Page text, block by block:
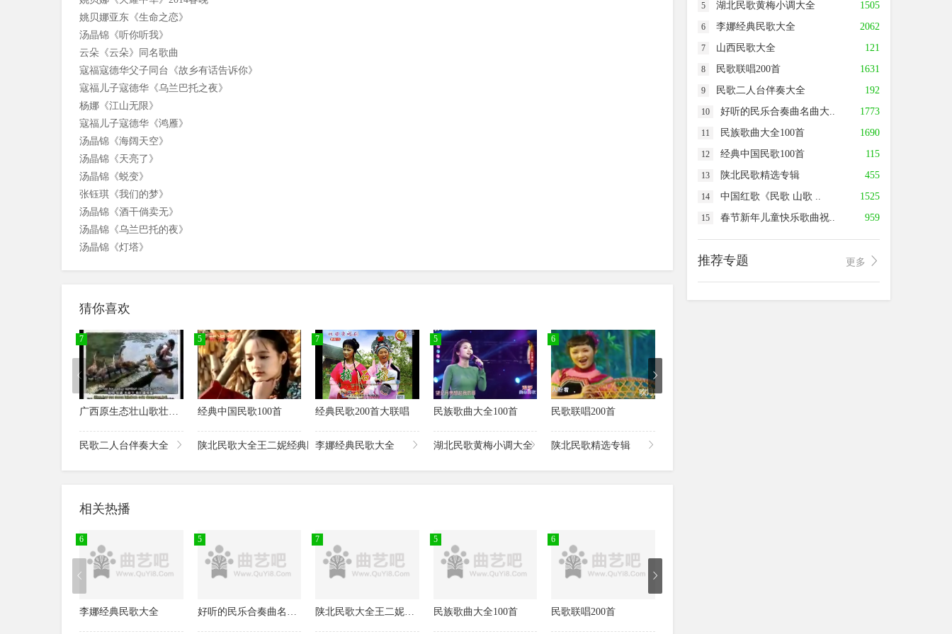
汤晶锦《鹿港小镇》
高保利《天蓝蓝》
许海霞常春《想亲亲》
唐子宜吴子安《扬基歌》
唐子宜周安信《但愿人长久》
唐子宜《我的中国心》
唐子宜《让世界充满爱》
姚贝娜亚东《生命之恋》
汤晶锦《听你听我》
云朵《云朵》同名歌曲
寇福寇德华父子同台《故乡有话告诉你》
寇福儿子寇德华《乌兰巴托之夜》
杨娜《江山无限》
寇福儿子寇德华《鸿雁》
汤晶锦《海阔天空》
汤晶锦《天亮了》
汤晶锦《蜕变》
张钰琪《我们的梦》
汤晶锦《酒干倘卖无》
汤晶锦《乌兰巴托的夜》
汤晶锦《灯塔》
高保利《天蓝蓝》
许海霞常春《想亲亲》
曹格唐子宜吴文瑄《大海》
唐子宜吴子安《扬基歌》
唐子宜周安信《但愿人长久》
唐子宜《我的中国心》
唐子宜《虫儿飞》
周安信唐子宜演唱《但愿人长久》
猜你喜欢
7
广西原生态壮山歌壮族民歌
5
经典中国民歌100首
7
经典民歌200首大联唱
5
民族歌曲大全100首
6
民歌联唱200首
民歌二人台伴奏大全 陕北民歌大全王二妮经典民歌李娜经典民歌大全 湖北民歌黄梅小调大全 陕北民歌精选专辑
相关热播
6
李娜经典民歌大全
5
好听的民乐合奏曲名曲大全
7
陕北民歌大全王二妮经典民歌
5
民族歌曲大全100首
6
民歌联唱200首
1505
5
湖北民歌黄梅小调大全
2062
6
李娜经典民歌大全
121
7
山西民歌大全
1631
8
民歌联唱200首
192
9
民歌二人台伴奏大全
1773
10
好听的民乐合奏曲名曲大..
1690
11
民族歌曲大全100首
115
12
经典中国民歌100首
455
13
陕北民歌精选专辑
1525
14
中国红歌《民歌 山歌 ..
959
15 春节新年儿童快乐歌曲祝..
更多
推荐专题